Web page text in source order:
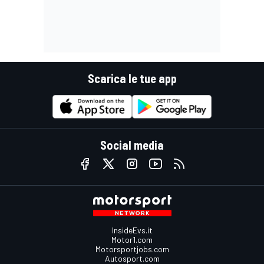
Scarica le tue app
Social media
InsideEvs.it
Motor1.com
Motorsportjobs.com
Autosport.com